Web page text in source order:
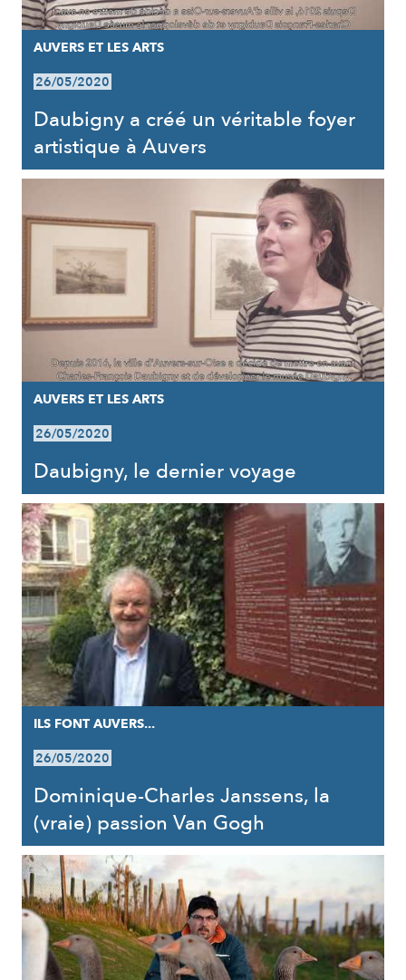
AUVERS ET LES ARTS
26/05/2020
Daubigny a créé un véritable foyer
artistique à Auvers
AUVERS ET LES ARTS
26/05/2020
Daubigny, le dernier voyage
ILS FONT AUVERS...
26/05/2020
Dominique-Charles Janssens, la
(vraie) passion Van Gogh